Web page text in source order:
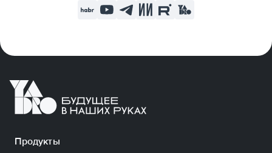
Продукты